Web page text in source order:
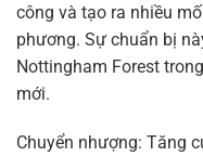
công và tạo ra nhiều
phương. Sự chuẩn bị
Nottingham Forest
mới.
Chuyển nhượng: Tăng